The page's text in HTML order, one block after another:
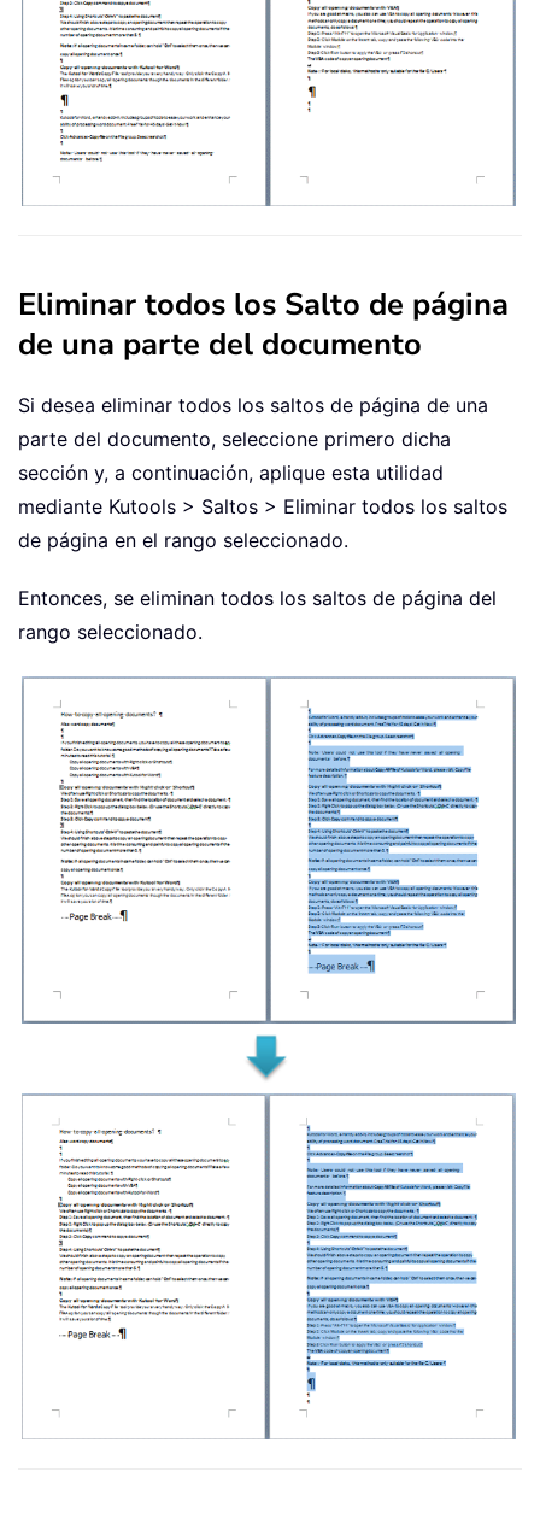
Eliminar todos los Salto de página
de una parte del documento
Si desea eliminar todos los saltos de página de una
parte del documento, seleccione primero dicha
sección y, a continuación, aplique esta utilidad
mediante Kutools > Saltos > Eliminar todos los saltos
de página en el rango seleccionado.
Entonces, se eliminan todos los saltos de página del
rango seleccionado.